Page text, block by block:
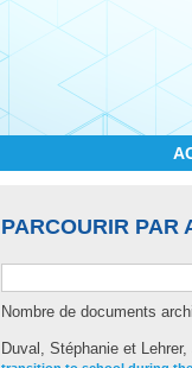
PARCOURIR PAR
Nombre de documents
Duval, Stéphanie et